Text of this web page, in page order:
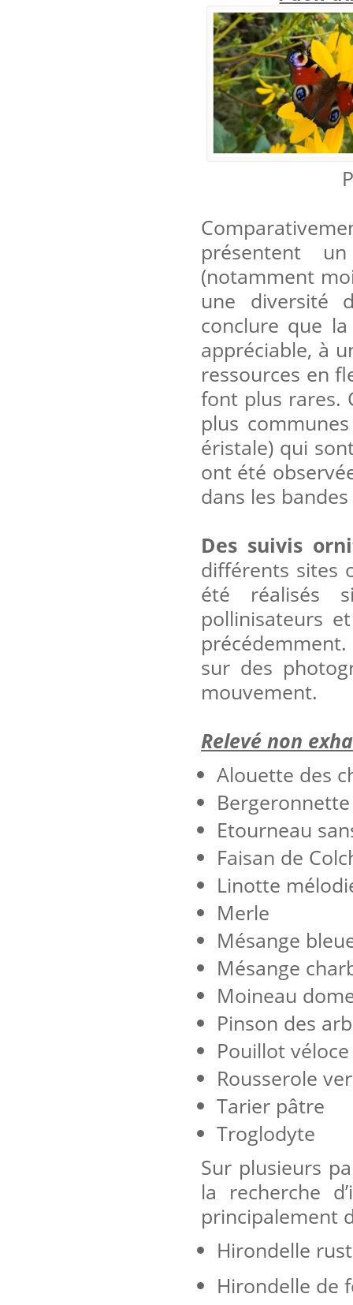
présentent
(notamment
une diversité
conclure que
appréciable, à
ressources en
font plus rares.
plus
éristale) qui
ont été
dans les
Des suivis
différents sites
été réalisés
pollinisateurs
sur des
mouvement.
Relevé non
Alouette des
Etourneau
Faisan de
Linotte
Merle
Mésange
Mésange
Moineau
Pinson des
Pouillot véloce
Rousserole
Tarier pâtre
Troglodyte
Sur plusieurs
la recherche
principalement
Hirondelle
Hirondelle de